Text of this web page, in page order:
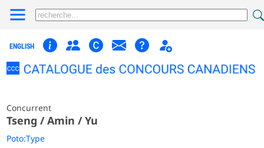
ENGLISH
Concurrent
Tseng / Amin / Yu
Poto:Type